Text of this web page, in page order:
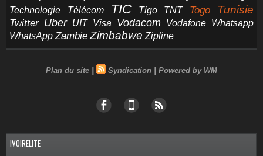
Technologie
Télécom TIC Tigo TNT Togo Tunisie
Twitter Uber UIT Visa Vodacom Vodafone Whatsapp
WhatsApp Zambie Zimbabwe Zipline
Plan du site | Syndication | Powered by WM
IVOIRELITE